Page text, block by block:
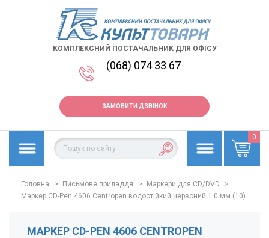
КОМПЛЕКСНИЙ ПОСТАЧАЛЬНИК ДЛЯ ОФІСУ
(068) 074 33 67
ЗАМОВИТИ ДЗВІНОК
0
Головна > Письмове приладдя > Маркери для CD/DVD
>
Маркер CD-Pen 4606 Centropen водостійкий червоний 1.0 мм (10)
МАРКЕР CD-PEN 4606 CENTROPEN